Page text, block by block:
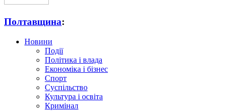
Полтавщина:
Новини
Події
Політика і влада
Економіка і бізнес
Спорт
Суспільство
Культура і освіта
Кримінал